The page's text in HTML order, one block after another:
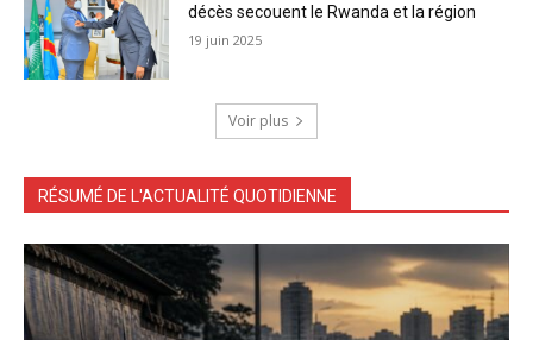
décès secouent le Rwanda et la région
19 juin 2025
Voir plus
RÉSUMÉ DE L'ACTUALITÉ QUOTIDIENNE